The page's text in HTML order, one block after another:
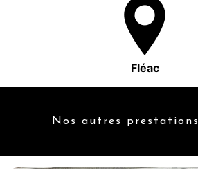
Fléac
Nos autres prestations